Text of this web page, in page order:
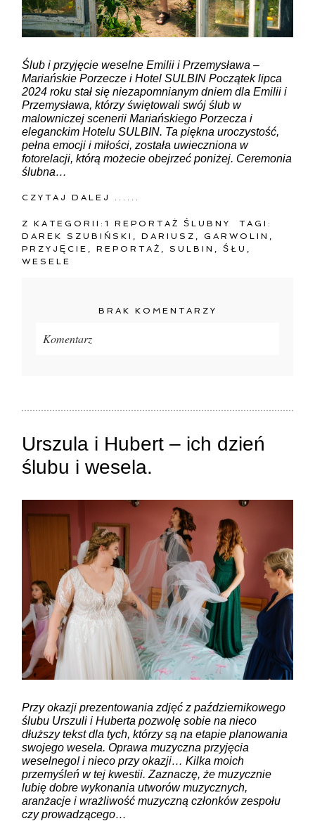
Ślub i przyjęcie weselne Emilii i Przemysława –
Mariańskie Porzecze i Hotel SULBIN Początek lipca
2024 roku stał się niezapomnianym dniem dla Emilii i
Przemysława, którzy świętowali swój ślub w
malowniczej scenerii Mariańskiego Porzecza i
eleganckim Hotelu SULBIN. Ta piękna uroczystość,
pełna emocji i miłości, została uwieczniona w
fotorelacji, którą możecie obejrzeć poniżej. Ceremonia
ślubna…
CZYTAJ DALEJ ......
Z KATEGORII:1 REPORTAŻ ŚLUBNY
TAGI:
DAREK SZUBIŃSKI
,DARIUSZ GARWOLIN
PRZYJĘCIE
,REPORTAŻ SULBIN ,ŚŁU
WESELE
BRAK KOMENTARZY
Komentarz
ZAMIEŚĆ KOMENTARZ
Urszula i Hubert – ich dzień
ślubu i wesela.
Przy okazji prezentowania zdjęć z październikowego
ślubu Urszuli i Huberta pozwolę sobie na nieco
dłuższy tekst dla tych, którzy są na etapie planowania
swojego wesela. Oprawa muzyczna przyjęcia
weselnego! i nieco przy okazji… Kilka moich
przemyśleń w tej kwestii. Zaznaczę, że muzycznie
lubię dobre wykonania utworów muzycznych,
aranżacje i wrażliwość muzyczną członków zespołu
czy prowadzącego…